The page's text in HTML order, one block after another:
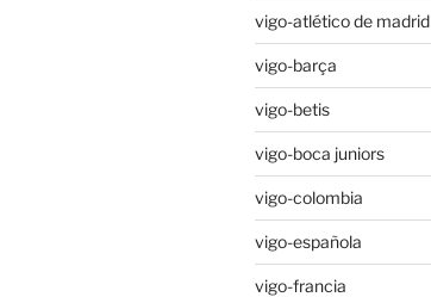
vigo-atlético de madrid
vigo-barça
vigo-betis
vigo-boca juniors
vigo-colombia
vigo-española
vigo-francia